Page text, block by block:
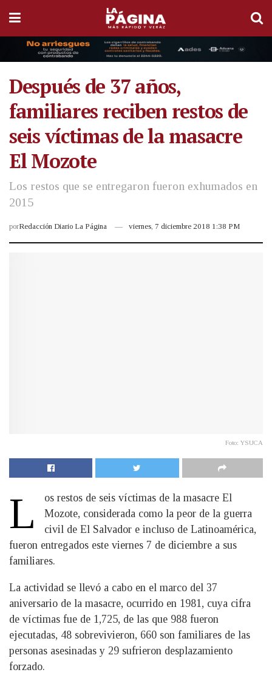
Después de 37 años,
familiares reciben restos de
seis víctimas de la masacre
El Mozote
Los restos que se entregaron fueron exhumados en
2015
porRedacción Diario La Página viernes, 7 diciembre 2018 1:38 PM
Foto: YSUCA
L
os restos de seis víctimas de la masacre El
Mozote, considerada como la peor de la guerra
civil de El Salvador e incluso de Latinoamérica,
fueron entregados este viernes 7 de diciembre a sus
familiares.
La actividad se llevó a cabo en el marco del 37
aniversario de la masacre, ocurrido en 1981, cuya cifra
de víctimas fue de 1,725, de las que 988 fueron
ejecutadas, 48 sobrevivieron, 660 son familiares de las
personas asesinadas y 29 sufrieron desplazamiento
forzado.